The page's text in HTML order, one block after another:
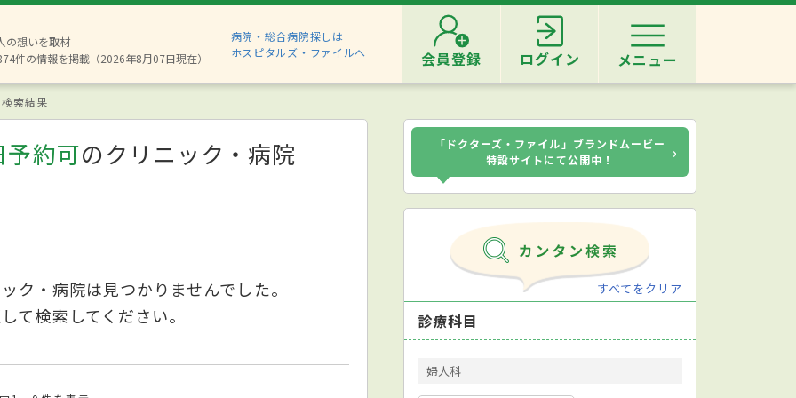
の想いを取材
件の情報を掲載（2026年8月07日現在）
病院・総合病院探しは
ホスピタルズ・ファイルへ
会員登録 ログイン メニュー
索結果
約可のクリニック・病院
ク・病院は見つかりませんでした。
て検索してください。
「ドクターズ・ファイル」ブランドムービー
特設サイトにて公開中！
›
すべてをクリア
診療科目
婦人科